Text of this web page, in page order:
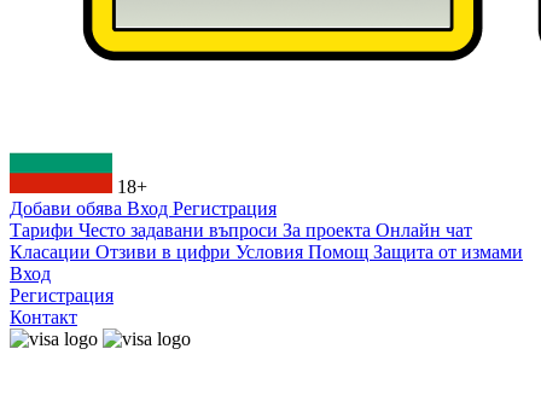
18+
Добави обява Вход Регистрация
Тарифи Често задавани въпроси За проекта Онлайн чат
Класации Отзиви в цифри Условия Помощ Защита от измами
Вход
Регистрация
Контакт